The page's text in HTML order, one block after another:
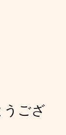
ござ